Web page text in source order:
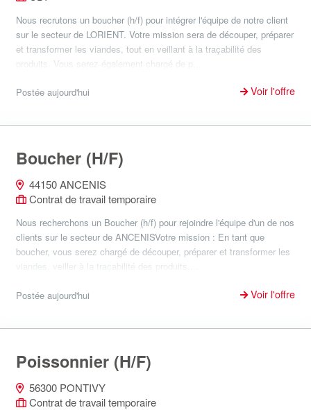
Nous recrutons un boucher (h/f) pour intégrer l'équipe de notre client
sur le secteur de LORIENT. Votre mission sera de découper, préparer
et transformer les viandes, tout en veillant à la traçabilité des
produits. Vous serez également chargé de p...
Postée aujourd'hui Voir l'offre
Boucher (H/F)
44150 ANCENIS
Contrat de travail temporaire
Nous recherchons un Boucher (h/f) pour rejoindre l'équipe d'un de nos
clients sur le secteur de ANCENISVotre mission : En tant que
boucher, vous serez chargé de découper, préparer et transformer les
viandes, veiller à la traçabilité des produits,...
Postée aujourd'hui Voir l'offre
Poissonnier (H/F)
56300 PONTIVY
Contrat de travail temporaire